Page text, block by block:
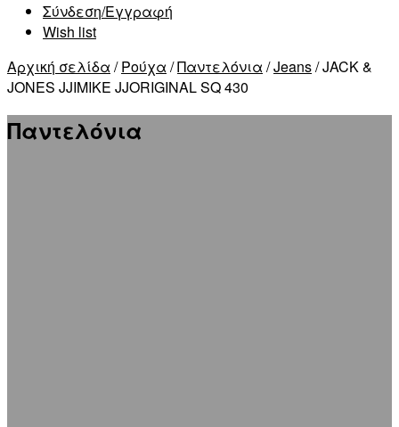
Σύνδεση/Εγγραφή
Wish list
Αρχική σελίδα /Ρούχα /Παντελόνια /Jeans/ JACK &
JONES JJIMIKE JJORIGINAL SQ 430
Παντελόνια